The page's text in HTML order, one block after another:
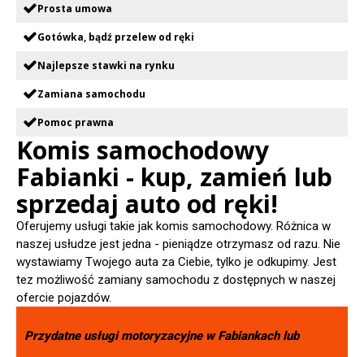
Prosta umowa
Gotówka, bądź przelew od ręki
Najlepsze stawki na rynku
Zamiana samochodu
Pomoc prawna
Komis samochodowy
Fabianki - kup, zamień lub
sprzedaj auto od ręki!
Oferujemy usługi takie jak komis samochodowy. Różnica w
naszej usłudze jest jedna - pieniądze otrzymasz od razu. Nie
wystawiamy Twojego auta za Ciebie, tylko je odkupimy. Jest
tez możliwość zamiany samochodu z dostępnych w naszej
ofercie pojazdów.
Przydatne usługi motoryzacyjne wFabiankachlub